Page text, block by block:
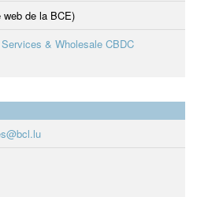
web de la BCE)
& Wholesale CBDC